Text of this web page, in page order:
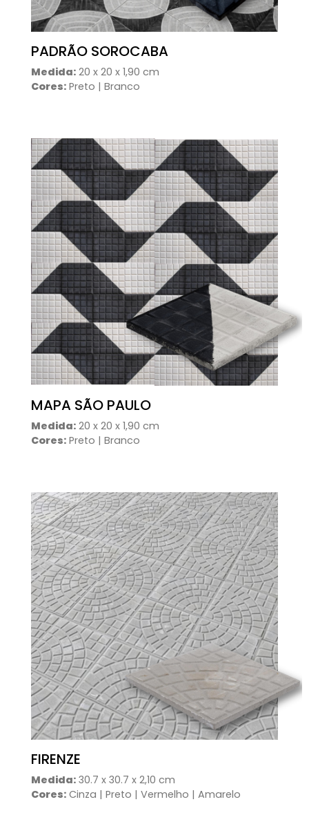
PADRÃO SOROCABA
Medida: 20 x 20 x 1,90 cm
Cores: Preto | Branco
MAPA SÃO PAULO
Medida: 20 x 20 x 1,90 cm
Cores: Preto | Branco
FIRENZE
Medida: 30.7 x 30.7 x 2,10 cm
Cores: Cinza | Preto | Vermelho | Amarelo